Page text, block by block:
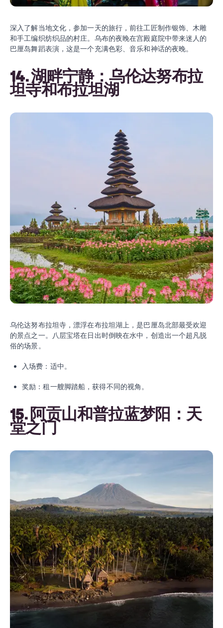
深入了解当地文化，参加一天的旅行，前往工匠制作银饰、木雕
和手工编织纺织品的村庄。乌布的夜晚在宫殿庭院中带来迷人的
巴厘岛舞蹈表演，这是一个充满色彩、音乐和神话的夜晚。
14. 湖畔宁静：乌伦达努布拉
坦寺和布拉坦湖
乌伦达努布拉坦寺，漂浮在布拉坦湖上，是巴厘岛北部最受欢迎
的景点之一。八层宝塔在日出时倒映在水中，创造出一个超凡脱
俗的场景。
入场费：适中。
奖励：租一艘脚踏船，获得不同的视角。
15. 阿贡山和普拉蓝梦阳：天
堂之门